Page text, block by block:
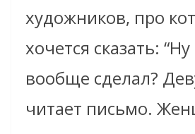
художников, про
хочется сказать:
вообще сделал?
читает письмо.